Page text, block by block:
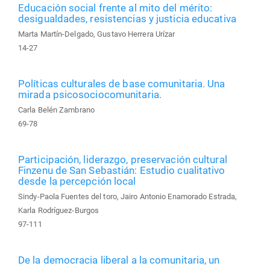
Educación social frente al mito del mérito:
desigualdades, resistencias y justicia educativa
Marta Martín-Delgado, Gustavo Herrera Urízar
14-27
Políticas culturales de base comunitaria. Una
mirada psicosociocomunitaria.
Carla Belén Zambrano
69-78
Participación, liderazgo, preservación cultural
Finzenu de San Sebastián: Estudio cualitativo
desde la percepción local
Sindy-Paola Fuentes del toro, Jairo Antonio Enamorado Estrada,
Karla Rodríguez-Burgos
97-111
De la democracia liberal a la comunitaria, un